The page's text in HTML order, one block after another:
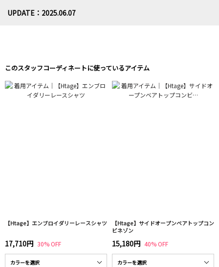
UPDATE：2025.06.07
このスタッフコーディネートに使っているアイテム
【Htage】エンブロイダリーレースシャツ
17,710円 30% OFF
【Htage】サイドオープンベアトップコン
ビネゾン
15,180円 40% OFF